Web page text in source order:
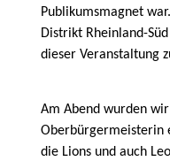
Publikumsmagnet
Distrikt Rheinland-
dieser Veranstaltung
Am Abend wurden
Oberbürgermeisterin
die Lions und auch